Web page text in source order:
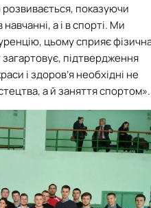
показуючи
навчанні, а і в спорті. Ми
цьому сприяє
підтвердження
і здоров’я необхідні не
а й заняття спортом».